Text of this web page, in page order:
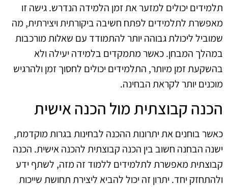
תלמידים יכולים למזער את זמן הלמידה הנדרש. גישה זו
מאפשרת לתלמידים לפתח חשיבה ביקורתית ויצירתית, מה
שמוביל ליכולת גבוהה יותר להתמודד עם שאלות מורכבות
במהלך המבחן. כאשר מתמקדים בלמידה יעילה ולא
בהשקעת זמן מיותר, התלמידים יכולים לחסוך זמן ולהרגיש
מוכנים יותר לקראת הבחינה.
הכנה קבוצתית מול הכנה אישית
כאשר בוחנים את יתרונות ההכנה לבחינות בגרות מוקדמת,
ישנה הבחנה חשוב בין הכנה קבוצתית להכנה אישית. הכנה
קבוצתית מאפשרת לתלמידים ללמוד זה מזה, לשתף ידע
ולהתחזק יחד. יתרון זה יכול להביא ליצירת תחושת שייכות